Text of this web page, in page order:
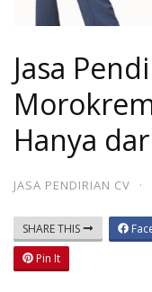
Jasa
Hanya
JASA PENDIRIAN CV ·
SHARE THIS
Pin It